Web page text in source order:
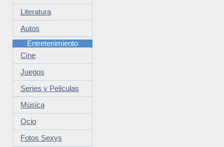
Literatura
Autos
Entretenimiento
Cine
Juegos
Series y Peliculas
Música
Ocio
Fotos Sexys